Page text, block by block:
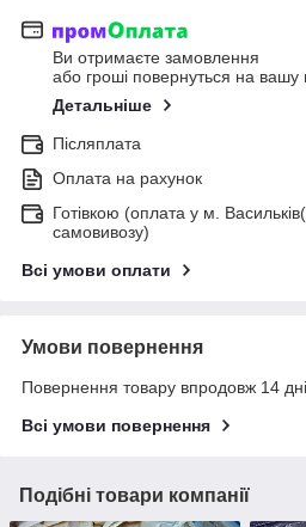
Ви отримаєте замовлення
або гроші повернуться на вашу
Детальніше
Післяплата
Оплата на рахунок
Готівкою (оплата у м.
самовивозу)
Всі умови оплати
Умови повернення
Повернення товару впродовж 14
Всі умови повернення
Подібні товари компанії